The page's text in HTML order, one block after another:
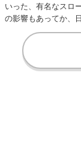
いった、有名なスロ
の影響もあってか、
国のひとつとなって